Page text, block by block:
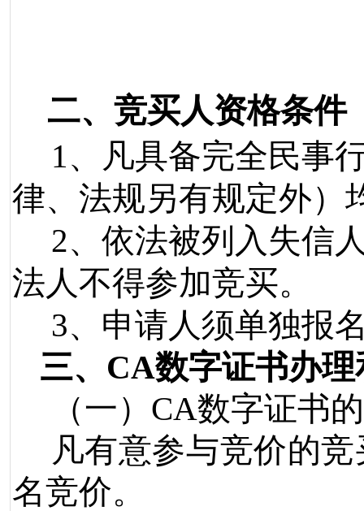
二、竞买人资格条件
1、凡具备完全民事
律、法规另有规定外）
2、依法被列入失信
法人不得参加竞买。
3、申请人须单独报
三、 CA数字证书办理
（一） CA数字证书
凡有意参与竞价的
名竞价。